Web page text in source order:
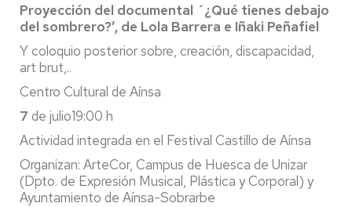
Proyección del documental ´¿Qué tienes debajo
del sombrero?’, de Lola Barrera e Iñaki Peñafiel
Y coloquio posterior sobre, creación, discapacidad,
art brut,..
Centro Cultural de Aínsa
7 de julio19:00 h
Actividad integrada en el Festival Castillo de Aínsa
Organizan: ArteCor, Campus de Huesca de Unizar
(Dpto. de Expresión Musical, Plástica y Corporal) y
Ayuntamiento de Aínsa-Sobrarbe